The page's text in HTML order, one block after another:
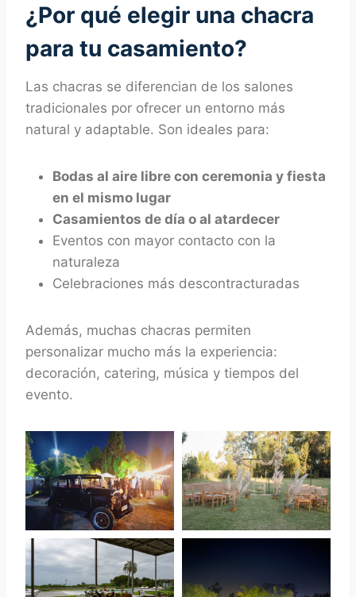
¿Por qué elegir una chacra
para tu casamiento?
Las chacras se diferencian de los salones
tradicionales por ofrecer un entorno más
natural y adaptable. Son ideales para:
Bodas al aire libre con ceremonia y fiesta
en el mismo lugar
Casamientos de día o al atardecer
Eventos con mayor contacto con la
naturaleza
Celebraciones más descontracturadas
Además, muchas chacras permiten
personalizar mucho más la experiencia:
decoración, catering, música y tiempos del
evento.